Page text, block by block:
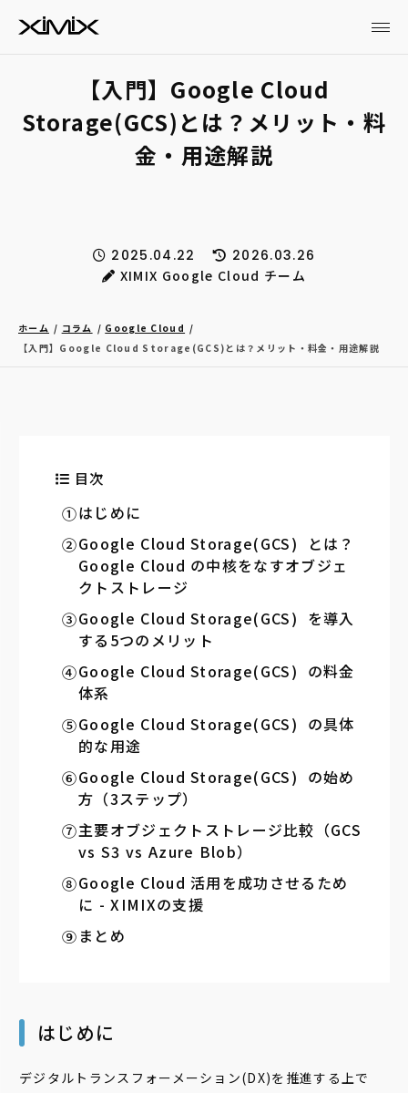
【入門】Google Cloud
Storage(GCS)とは？メリット・料
金・用途解説
2025.04.22
2026.03.26
XIMIX Google Cloud チーム
ホーム コラム
Google Cloud
【入門】Google Cloud Storage(GCS)とは？メリット・料金・用途解説
目次
はじめに
Google Cloud Storage(GCS) とは？
Google Cloud の中核をなすオブジェ
クトストレージ
Google Cloud Storage(GCS) を導入
する5つのメリット
Google Cloud Storage(GCS) の料金
体系
Google Cloud Storage(GCS) の具体
的な用途
Google Cloud Storage(GCS) の始め
方（3ステップ）
主要オブジェクトストレージ比較（GCS
vs S3 vs Azure Blob）
Google Cloud 活用を成功させるため
に - XIMIXの支援
まとめ
はじめに
デジタルトランスフォーメーション(DX)を推進する上で